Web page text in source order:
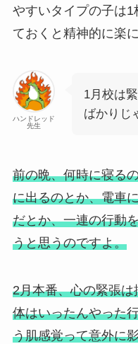
やすいタイプの子は
ておくと精神的に楽
ハンドレッド
先生
1月校は
ばかりじ
前の晩、何時に寝る
に出るのとか、電車
だとか、一連の行動
うと思うのですよ。
2月本番、心の緊張
体はいったんやった
う肌感覚って意外に